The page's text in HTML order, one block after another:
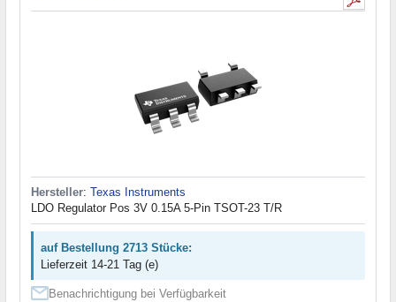
Hersteller: Texas Instruments
LDO Regulator Pos 3V 0.15A 5-Pin TSOT-23 T/R
auf Bestellung 2713 Stücke:
Lieferzeit 14-21 Tag (e)
Benachrichtigung bei Verfügbarkeit